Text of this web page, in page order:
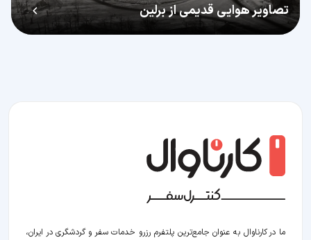
تصاویر هوایی قدیمی از برلین
ما در کارناوال به عنوان جامع‌ترین پلتفرم رزرو خدمات سفر و گردشگری در ایران،